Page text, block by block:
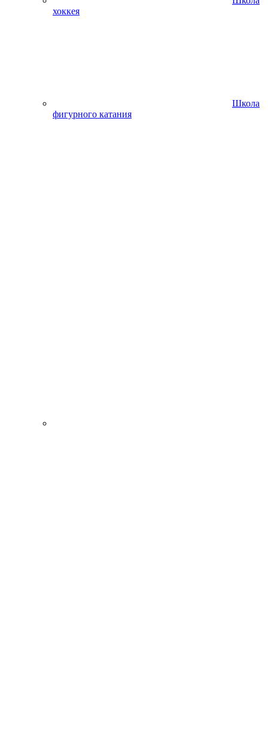
хоккея
Школа
фигурного катания